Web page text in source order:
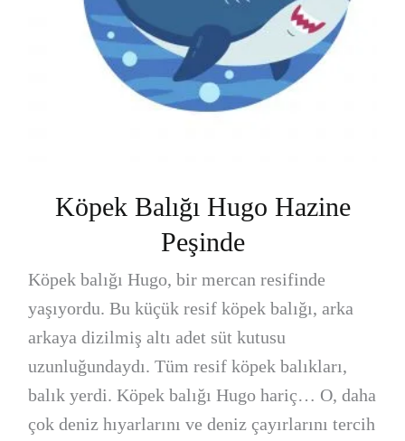
Köpek Balığı Hugo Hazine
Peşinde
Köpek balığı Hugo, bir mercan resifinde
yaşıyordu. Bu küçük resif köpek balığı, arka
arkaya dizilmiş altı adet süt kutusu
uzunluğundaydı. Tüm resif köpek balıkları,
balık yerdi. Köpek balığı Hugo hariç… O, daha
çok deniz hıyarlarını ve deniz çayırlarını tercih